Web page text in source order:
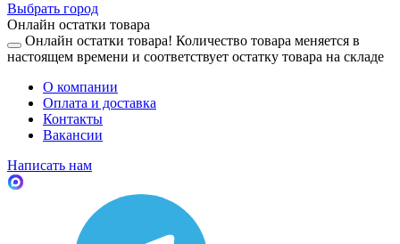
Выбрать город
Онлайн остатки товара
Онлайн остатки товара! Количество товара меняется в
настоящем времени и соответствует остатку товара на складе
О компании
Оплата и доставка
Контакты
Вакансии
Написать нам